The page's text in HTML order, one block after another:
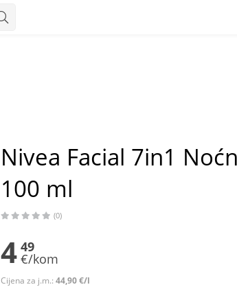
Nivea Facial 7in1
100 ml
(0)
4 49
€/kom
Cijena za j.m.: 44,90 €/l